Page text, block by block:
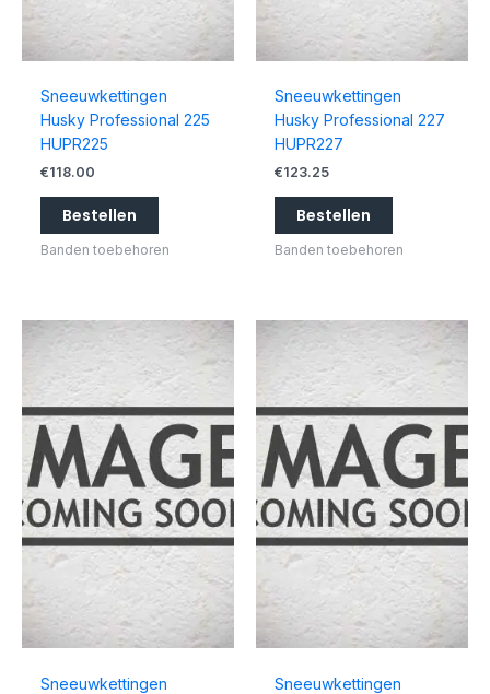
Sneeuwkettingen
Husky Professional 225
HUPR225
€118.00
Bestellen
Banden toebehoren
Sneeuwkettingen
Husky Professional 227
HUPR227
€123.25
Bestellen
Banden toebehoren
Sneeuwkettingen
Sneeuwkettingen